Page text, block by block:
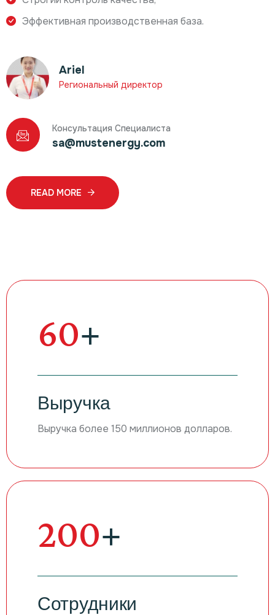
Эффективная производственная база.
Ariel
Региональный директор
Консультация Специалиста
sa@mustenergy.com
READ MORE
96+
Выручка
Выручка более 150 миллионов долларов.
320+
Сотрудники